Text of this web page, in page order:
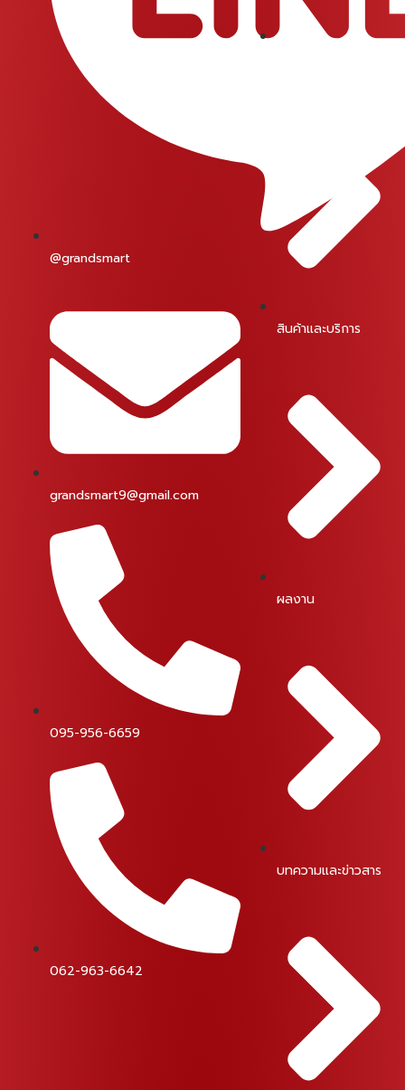
@grandsmart
grandsmart9@gmail.com
095-956-6659
062-963-6642
สินค้าและบริการ
ผลงาน
บทความและข่าวสาร